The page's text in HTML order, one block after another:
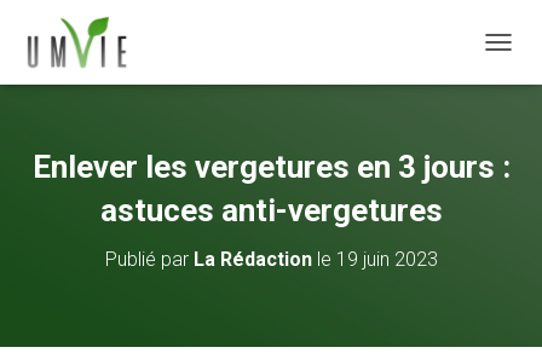
Enlever les vergetures en 3 jours :
astuces anti-vergetures
Publié par La Rédactionle 19 juin 2023